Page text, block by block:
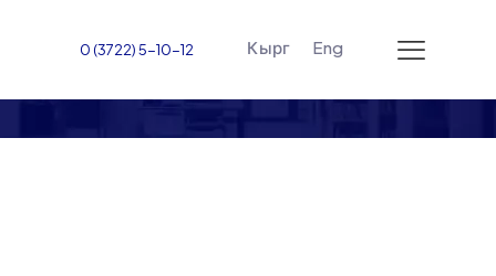
0 (3722) 5-10-12 Кырг Eng
Нормативно-правовые